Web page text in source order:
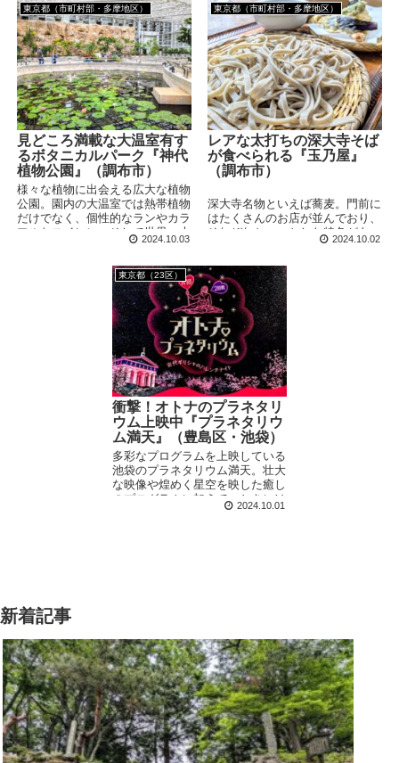
きを異にする独特なミュージアム
です。
きます。
東京都（市町村部・多摩地区）
見どころ満載な大温室有す
るボタニカルパーク『神代
植物公園』（調布市）
様々な植物に出会える広大な植物
公園。園内の大温室では熱帯植物
だけでなく、個性的なランやカラ
フルなスイレン、そして世界一大
きな花をつけるあの植物も見るこ
2024.10.03
東京都（市町村部・多摩地区）
レアな太打ちの深大寺そば
が食べられる『玉乃屋』
（調布市）
深大寺名物といえば蕎麦。門前に
はたくさんのお店が並んでおり、
それぞれちょっとした特色があっ
たりします。今回訪問した玉乃屋
の蕎麦を味わうことができます！
2024.10.02
東京都（23区）
衝撃！オトナのプラネタリ
ウム上映中『プラネタリウ
ム満天』（豊島区・池袋）
多彩なプログラムを上映している
池袋のプラネタリウム満天。壮大
な映像や煌めく星空を映した癒し
のプログラムに加えて、ときには
とってもレアなテーマのものも。
2024.10.01
新着記事